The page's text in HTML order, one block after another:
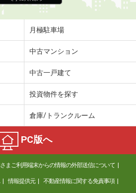
月極駐車場
中古マンション
中古一戸建て
投資物件を探す
倉庫/トランクルーム
PC版へ
まご利用端末からの情報の外部送信について
情報提供元 不動産情報に関する免責事項